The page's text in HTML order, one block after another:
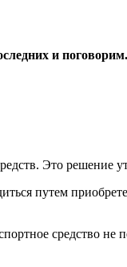
и
Это решение
путем
средство не